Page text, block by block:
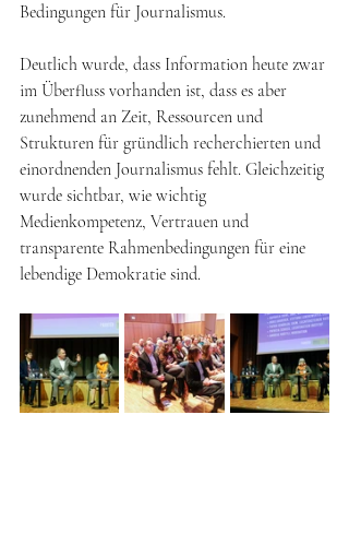
Bedingungen für Journalismus.
Deutlich wurde, dass Information heute zwar
im Überfluss vorhanden ist, dass es aber
zunehmend an Zeit, Ressourcen und
Strukturen für gründlich recherchierten und
einordnenden Journalismus fehlt. Gleichzeitig
wurde sichtbar, wie wichtig
Medienkompetenz, Vertrauen und
transparente Rahmenbedingungen für eine
lebendige Demokratie sind.